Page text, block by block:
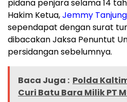
pidana penjara selama 14
Hakim Ketua,Jemmy
sependapat dengan surat
dibacakan Jaksa Penuntut
persidangan sebelumnya.
Baca Juga : Polda
Curi Batu Bara Milik PT